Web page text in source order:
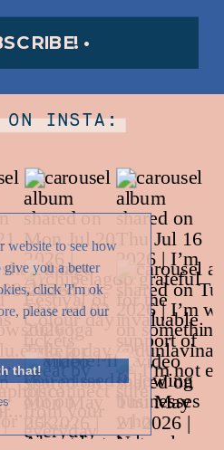
website to see how
you a better
click 'I'm ok
please read our
that!
•
ON INSTA: